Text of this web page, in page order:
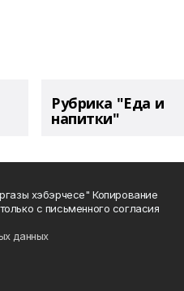
Рубрика "Еда и
напитки"
хэбэрчесе" Копирование
с письменного согласия
данных